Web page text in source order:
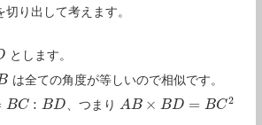
切り出して考えます。
とします。
は全ての角度が等しいので相似です。
BC : BD
D 、つまり AB × BD = BC2
AB×BD =BC2